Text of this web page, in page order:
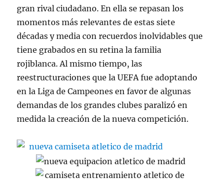
gran rival ciudadano. En ella se repasan los
momentos más relevantes de estas siete
décadas y media con recuerdos inolvidables que
tiene grabados en su retina la familia
rojiblanca. Al mismo tiempo, las
reestructuraciones que la UEFA fue adoptando
en la Liga de Campeones en favor de algunas
demandas de los grandes clubes paralizó en
medida la creación de la nueva competición.